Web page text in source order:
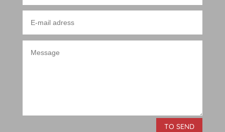
TO SEND